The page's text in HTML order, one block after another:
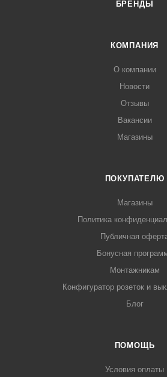
БРЕНДЫ
КОМПАНИЯ
О компании
Новости
Отзывы
Вакансии
Магазины
ПОКУПАТЕЛЮ
Магазины
Политика
Публичная
Бонусная
Монтажникам
Конфигуратор розеток и
Блог
ПОМОЩЬ
Условия оплаты